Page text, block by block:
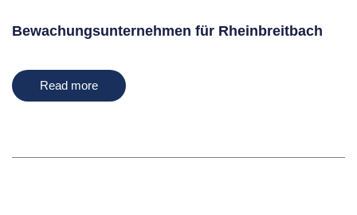
Bewachungsunternehmen für Rheinbreitbach
Read more